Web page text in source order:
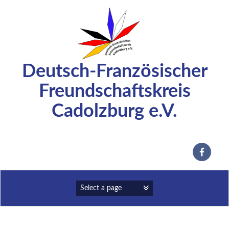
Deutsch-Französischer
Freundschaftskreis
Cadolzburg e.V.